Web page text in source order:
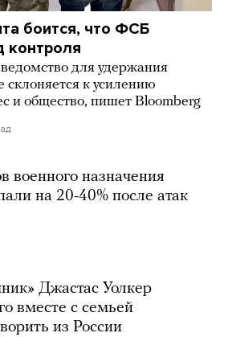
боится, что ФСБ
контроля
для удержания
склоняется к усилению
и общество, пишет Bloomberg
военного назначения
на 20-40% после атак
Джастас Уолкер
вместе с семьей
из России